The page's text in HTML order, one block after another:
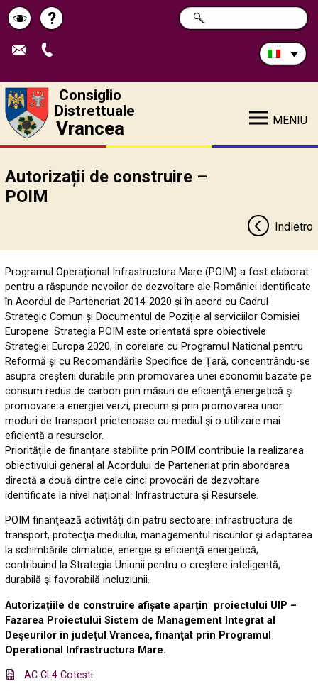
Schimbă
contrastul
Pagina
de
?
Cerca
nel
RICERCA
Consiglio
Distrettuale
Vrancea MENIU
Autorizații de construire –
POIM
Indietro
Programul Operațional Infrastructura Mare (POIM) a fost elaborat
pentru a răspunde nevoilor de dezvoltare ale României identificate
în Acordul de Parteneriat 2014-2020 și în acord cu Cadrul
Strategic Comun și Documentul de Poziție al serviciilor Comisiei
Europene. Strategia POIM este orientată spre obiectivele
Strategiei Europa 2020, în corelare cu Programul National pentru
Reformă și cu Recomandările Specifice de Ţară, concentrându-se
asupra creșterii durabile prin promovarea unei economii bazate pe
consum redus de carbon prin măsuri de eficienţă energetică şi
promovare a energiei verzi, precum şi prin promovarea unor
moduri de transport prietenoase cu mediul şi o utilizare mai
eficientă a resurselor.
Prioritățile de finanțare stabilite prin POIM contribuie la realizarea
obiectivului general al Acordului de Parteneriat prin abordarea
directă a două dintre cele cinci provocări de dezvoltare
identificate la nivel național: Infrastructura și Resursele.
POIM finanţează activităţi din patru sectoare: infrastructura de
transport, protecţia mediului, managementul riscurilor şi adaptarea
la schimbările climatice, energie şi eficienţă energetică,
contribuind la Strategia Uniunii pentru o creştere inteligentă,
durabilă şi favorabilă incluziunii.
Autorizațiile de construire afișate aparțin proiectului UIP –
Fazarea Proiectului Sistem de Management Integrat al
Deşeurilor în judeţul Vrancea, finanţat prin Programul
Operational Infrastructura Mare.
AC CL4 Cotesti